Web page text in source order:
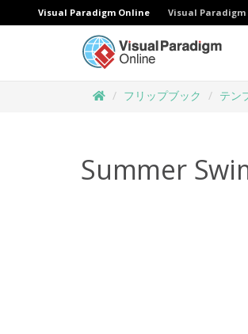
Visual Paradigm Online Visual Paradigm
フリップブック テン
Summer